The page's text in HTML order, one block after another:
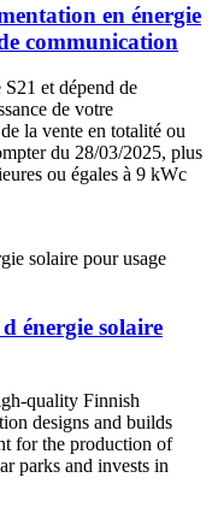
en énergie
communication
et dépend de
de votre
la vente en totalité ou
du 28/03/2025, plus
ou égales à 9 kWc
énergie solaire
quality Finnish
designs and builds
for the production of
parks and invests in